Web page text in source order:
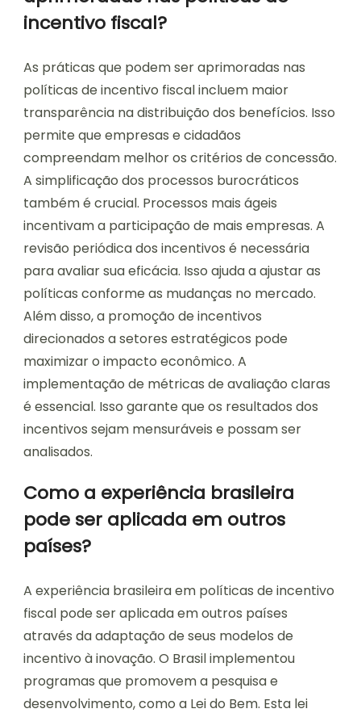
incentivo fiscal?
As práticas que podem ser aprimoradas nas
políticas de incentivo fiscal incluem maior
transparência na distribuição dos benefícios. Isso
permite que empresas e cidadãos
compreendam melhor os critérios de concessão.
A simplificação dos processos burocráticos
também é crucial. Processos mais ágeis
incentivam a participação de mais empresas. A
revisão periódica dos incentivos é necessária
para avaliar sua eficácia. Isso ajuda a ajustar as
políticas conforme as mudanças no mercado.
Além disso, a promoção de incentivos
direcionados a setores estratégicos pode
maximizar o impacto econômico. A
implementação de métricas de avaliação claras
é essencial. Isso garante que os resultados dos
incentivos sejam mensuráveis e possam ser
analisados.
Como a experiência brasileira
pode ser aplicada em outros
países?
A experiência brasileira em políticas de incentivo
fiscal pode ser aplicada em outros países
através da adaptação de seus modelos de
incentivo à inovação. O Brasil implementou
programas que promovem a pesquisa e
desenvolvimento, como a Lei do Bem. Esta lei